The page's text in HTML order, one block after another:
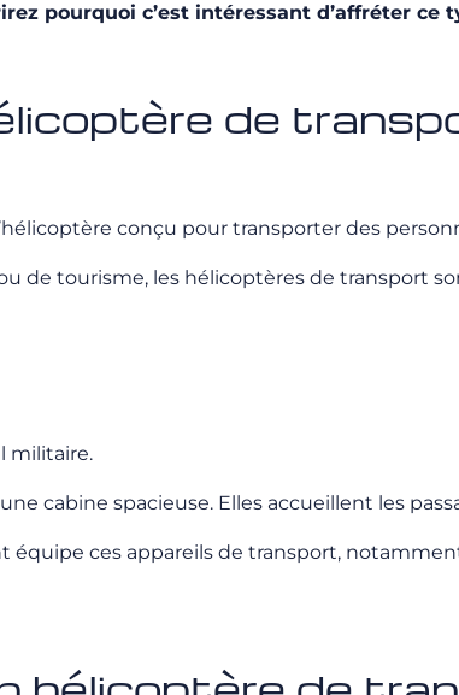
pourquoi c’est intéressant d’affréter ce
de
conçu pour transporter des
de tourisme, les hélicoptères de transport
militaire.
cabine spacieuse. Elles accueillent les
équipe ces appareils de transport,